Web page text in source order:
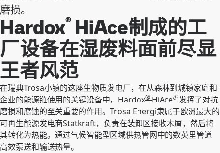
磨损。
Hardox® HiAce制成的工
厂设备在湿废料面前尽显
王者风范
在瑞典Trosa小镇的这座生物质发电厂，在从森林到城镇家庭和
企业的能源链使用的关键设备中， Hardox® HiAce 发挥了对抗
磨损和腐蚀的至关重要的作用。Trosa Energi隶属于欧洲最大的
可再生能源发电商Statkraft，负责在装卸区接收木屑，然后将
其转化为热能。通过气候智能型区域供热管网中的数英里管道
高效泵送和输送热量。